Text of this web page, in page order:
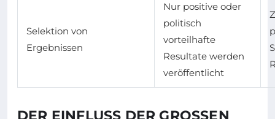
Selektion von
Ergebnissen
Nur positive oder
politisch
vorteilhafte
Resultate werden
veröffentlicht